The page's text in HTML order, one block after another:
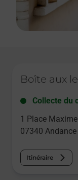
Boîte aux
Collecte du
1 Place
07340 Andance
Itinéraire